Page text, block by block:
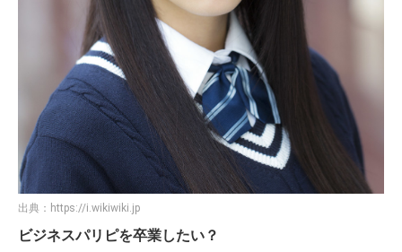
出典： https://i.wikiwiki.jp
ビジネスパリピを卒業したい？